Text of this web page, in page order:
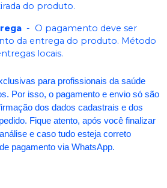
do produto.
- O pagamento deve ser
da entrega do produto. Método
locais.
para profissionais da saúde
Por isso, o pagamento e envio só são
dos dados cadastrais e dos
Fique atento, após você finalizar
e caso tudo esteja correto
pagamento via WhatsApp.